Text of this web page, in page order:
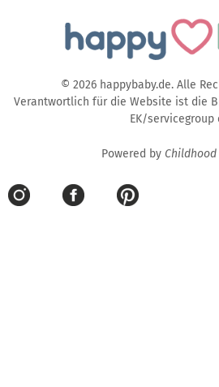
© 2026 happybaby.de. Alle
Verantwortlich für die Website ist die
EK/servicegroup
Powered by Childhood